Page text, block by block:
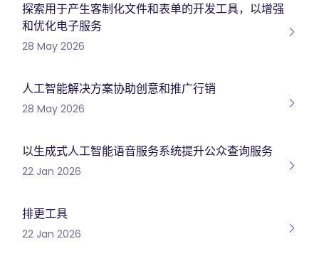
探索用于产生客制化文件和表单的开发工具，以增强
和优化电子服务
28 May 2026
人工智能解决方案协助创意和推广行销
28 May 2026
以生成式人工智能语音服务系统提升公众查询服务
22 Jan 2026
排更工具
22 Jan 2026